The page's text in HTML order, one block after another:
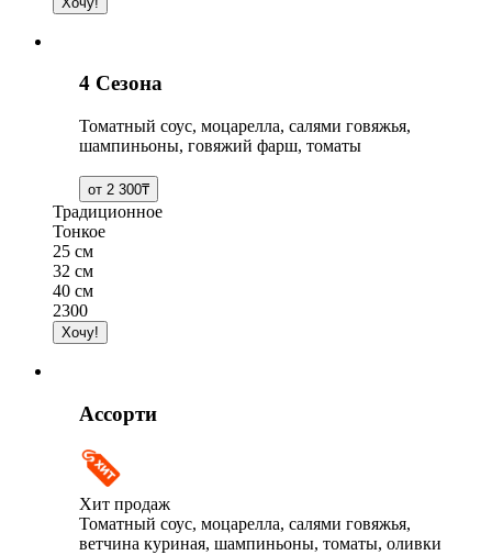
4 Сезона
Томатный соус, моцарелла, салями говяжья,
шампиньоны, говяжий фарш, томаты
Традиционное
Тонкое
25 см
32 см
40 см
2300
Ассорти
Хит продаж
Томатный соус, моцарелла, салями говяжья,
ветчина куриная, шампиньоны, томаты, оливки